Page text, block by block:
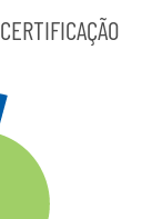
CERTIFICAÇÃO